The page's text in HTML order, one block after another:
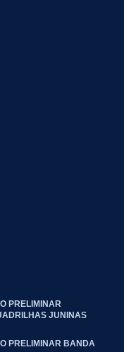
PRELIMINAR
JUNINAS
PRELIMINAR BANDA